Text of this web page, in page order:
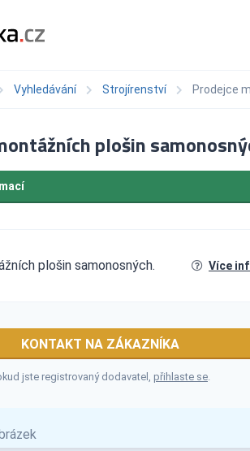
Vyhledávání Strojírenství Prodejce
plošin
plošin samonosných. Více
KONTAKT NA ZÁKAZNÍKA
jste registrovaný dodavatel, přihlaste se.